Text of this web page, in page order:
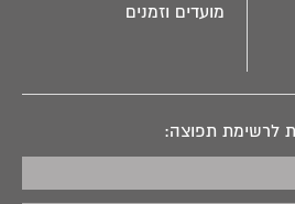
מועדים וזמנים
לרשימת תפוצה: